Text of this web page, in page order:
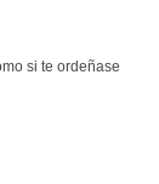
si te ordeñase